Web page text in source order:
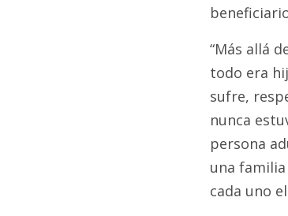
“Más allá
todo era
sufre,
nunca
persona
una
cada uno